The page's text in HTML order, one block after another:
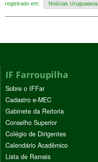
registrado em: Notícias Uruguaiana
IF Farroupilha
Sobre o IFFar
Cadastro e-MEC
Gabinete da Reitoria
Conselho Superior
Colégio de Dirigentes
Calendário Acadêmico
Lista de Ramais